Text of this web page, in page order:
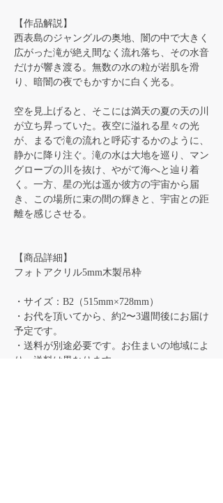
【作品解説】
西表島のジャングルの奥地、闇の中で大きく
広がった滝が絶え間なく流れ落ち、その水音
だけが響き渡る。無数の水の粒が岩肌を滑
り、暗闇の夜でもかすかに白く光る。
空を見上げると、そこには満天の夏の天の川
が立ち昇っていた。夜空に溢れる星々の光
が、まるで滝の流れと呼応するかのように、
静かに降り注ぐ。滝の水は大地を巡り、マン
グローブの川を抜け、やがて海へと辿り着
く。一方、星の光は遥か彼方の宇宙から届
き、この場所に束の間の輝きと、宇宙との距
離を感じさせる。
【商品詳細】
フォトアクリル5mm木製吊枠
・サイズ：B2（515mm×728mm）
・お代を頂いてから、約2〜3週間後にお届け
予定です。
・送料が別途必要です。お住まいの地域によ
り、送料は異なります。